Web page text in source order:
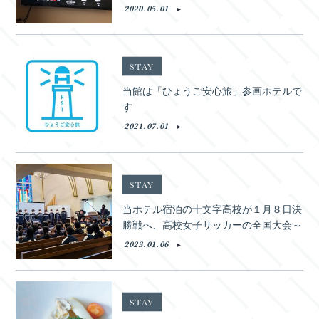
2020.05.01
STAY
当館は「ひょうご安心旅」参画ホテルで
す
2021.07.01
STAY
当ホテル宿泊の十文字高校が１月８日決
勝戦へ、高校女子サッカーの全国大会～
2023.01.06
STAY